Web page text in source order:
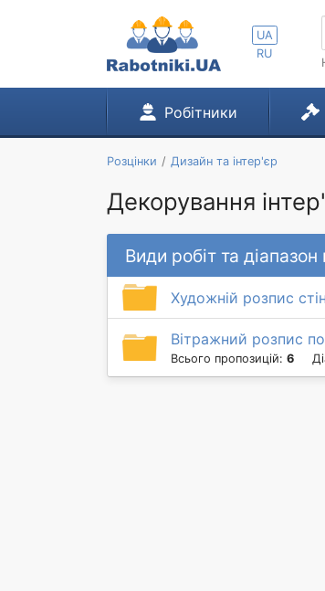
UA
RU
Робітники
Розцінки Дизайн та інтер'єр
Декорування
Види робіт та діапазон
Художній розпис стін
Вітражний розпис
Всього пропозицій: 6